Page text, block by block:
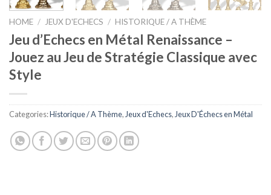
HOME / JEUX D'ECHECS / HISTORIQUE / A THÈME
Jeu d’Echecs en Métal Renaissance –
Jouez au Jeu de Stratégie Classique avec
Style
Categories:Historique / A Thème, Jeux d'Echecs, Jeux D'Échecs en Métal